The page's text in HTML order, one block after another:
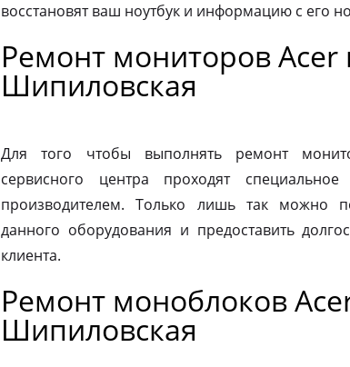
восстановят ваш ноутбук и информацию с его
Ремонт мониторов Acer
Шипиловская
Для того чтобы выполнять ремонт
сервисного центра проходят
производителем. Только лишь так можно
данного оборудования и предоставить
клиента.
Ремонт моноблоков
Шипиловская